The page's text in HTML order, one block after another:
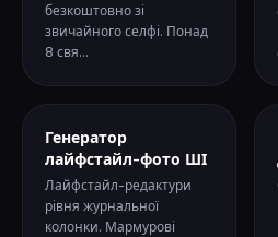
безкоштовно зі
звичайного селфі. Понад
8 свя...
Генератор
лайфстайл-фото ШІ
Лайфстайл-редактури
рівня журнальної
колонки. Мармурові